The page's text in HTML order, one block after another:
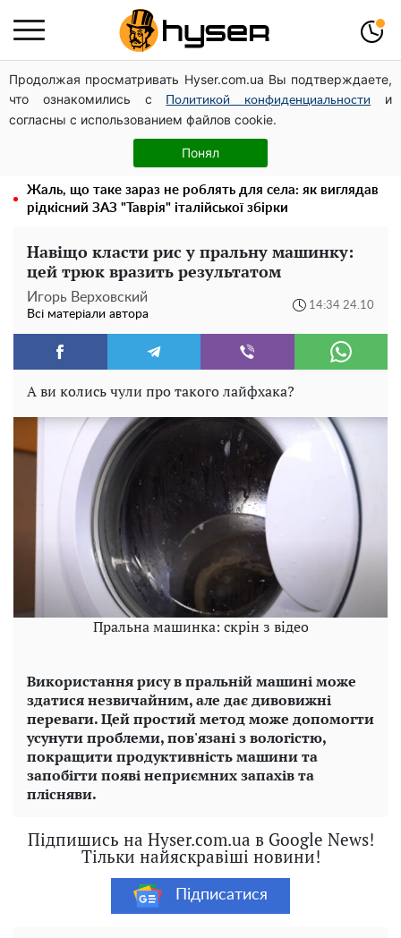
Продолжая просматривать Hyser.com.ua Вы подтверждаете,
что ознакомились с
Политикой конфиденциальности
и
согласны с использованием файлов cookie.
Понял
Українська авіатранспортна асоціація звернулася до
Мінфіну із закликом уніфікувати оподаткування
авіалізингу
Повністю гола Анна Трінчер блиснула "принадами":
таких розмірів ви ще не бачили
Жаль, що таке зараз не роблять для села: як виглядав
рідкісний ЗАЗ "Таврія" італійської збірки
Навіщо класти рис у пральну машинку:
цей трюк вразить результатом
Игорь Верховский
Всі матеріали автора
14:34 24.10
А ви колись чули про такого лайфхака?
Пральна машинка: скрін з відео
Використання рису в пральній машині може
здатися незвичайним, але дає дивовижні
переваги. Цей простий метод може допомогти
усунути проблеми, пов'язані з вологістю,
покращити продуктивність машини та
запобігти появі неприємних запахів та
плісняви.
Підпишись на Hyser.com.ua в Google News!
Тільки найяскравіші новини!
Підписатися